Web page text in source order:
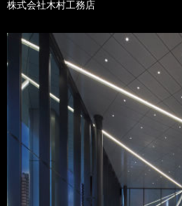
株式会社木村工務店